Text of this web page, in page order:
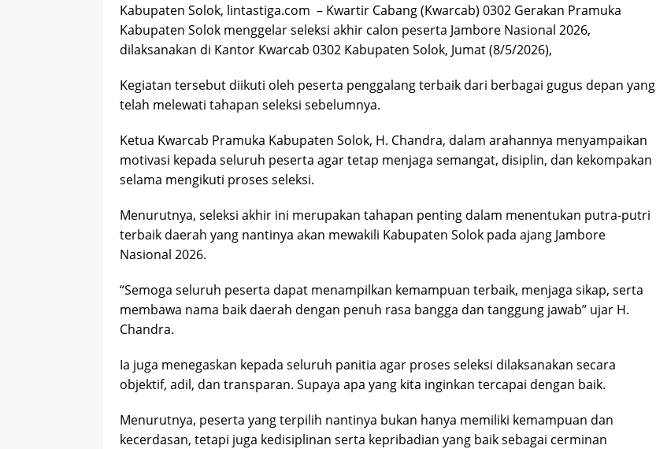
Kabupaten Solok, lintastiga.com – Kwartir Cabang (Kwarcab) 0302 Gerakan Pramuka
Kabupaten Solok menggelar seleksi akhir calon peserta Jambore Nasional 2026,
dilaksanakan di Kantor Kwarcab 0302 Kabupaten Solok, Jumat (8/5/2026),
Kegiatan tersebut diikuti oleh peserta penggalang terbaik dari berbagai gugus depan yang
telah melewati tahapan seleksi sebelumnya.
Ketua Kwarcab Pramuka Kabupaten Solok, H. Chandra, dalam arahannya menyampaikan
motivasi kepada seluruh peserta agar tetap menjaga semangat, disiplin, dan kekompakan
selama mengikuti proses seleksi.
Menurutnya, seleksi akhir ini merupakan tahapan penting dalam menentukan putra-putri
terbaik daerah yang nantinya akan mewakili Kabupaten Solok pada ajang Jambore
Nasional 2026.
“Semoga seluruh peserta dapat menampilkan kemampuan terbaik, menjaga sikap, serta
membawa nama baik daerah dengan penuh rasa bangga dan tanggung jawab” ujar H.
Chandra.
Ia juga menegaskan kepada seluruh panitia agar proses seleksi dilaksanakan secara
objektif, adil, dan transparan. Supaya apa yang kita inginkan tercapai dengan baik.
Menurutnya, peserta yang terpilih nantinya bukan hanya memiliki kemampuan dan
kecerdasan, tetapi juga kedisiplinan serta kepribadian yang baik sebagai cerminan